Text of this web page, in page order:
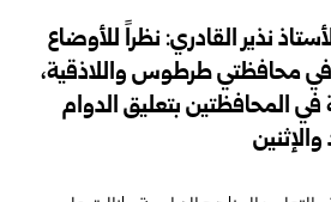
نذير القادري: نظراً للأوضاع
في محافظتي طرطوس واللاذقية،
في المحافظتين بتعليق الدوام